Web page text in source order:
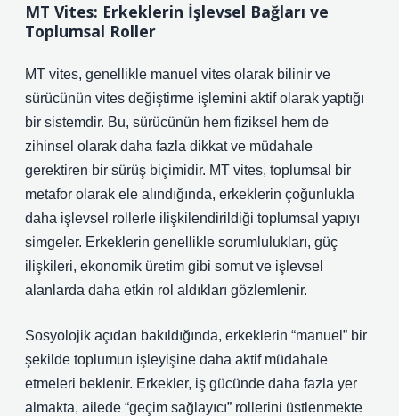
MT Vites: Erkeklerin İşlevsel Bağları ve
Toplumsal Roller
MT vites, genellikle manuel vites olarak bilinir ve
sürücünün vites değiştirme işlemini aktif olarak yaptığı
bir sistemdir. Bu, sürücünün hem fiziksel hem de
zihinsel olarak daha fazla dikkat ve müdahale
gerektiren bir sürüş biçimidir. MT vites, toplumsal bir
metafor olarak ele alındığında, erkeklerin çoğunlukla
daha işlevsel rollerle ilişkilendirildiği toplumsal yapıyı
simgeler. Erkeklerin genellikle sorumlulukları, güç
ilişkileri, ekonomik üretim gibi somut ve işlevsel
alanlarda daha etkin rol aldıkları gözlemlenir.
Sosyolojik açıdan bakıldığında, erkeklerin “manuel” bir
şekilde toplumun işleyişine daha aktif müdahale
etmeleri beklenir. Erkekler, iş gücünde daha fazla yer
almakta, ailede “geçim sağlayıcı” rollerini üstlenmekte